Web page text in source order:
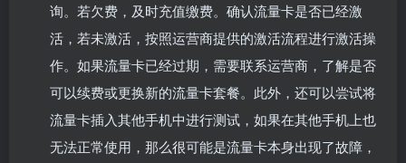
询。若欠费，及时充值缴费。确认流量卡是否已经激
活，若未激活，按照运营商提供的激活流程进行激活操
作。如果流量卡已经过期，需要联系运营商，了解是否
可以续费或更换新的流量卡套餐。此外，还可以尝试将
流量卡插入其他手机中进行测试，如果在其他手机上也
无法正常使用，那么很可能是流量卡本身出现了故障，